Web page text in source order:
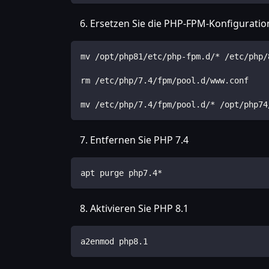
Ersetzen Sie die PHP-FPM-
mv /opt/php81/etc/php-fpm.d/* /etc/
rm /etc/php/7.4/fpm/pool.d/www.conf
mv /etc/php/7.4/fpm/pool.d/* /opt/
Entfernen Sie PHP 7.4
apt purge php7.4*
Aktivieren Sie PHP 8.1
a2enmod php8.1